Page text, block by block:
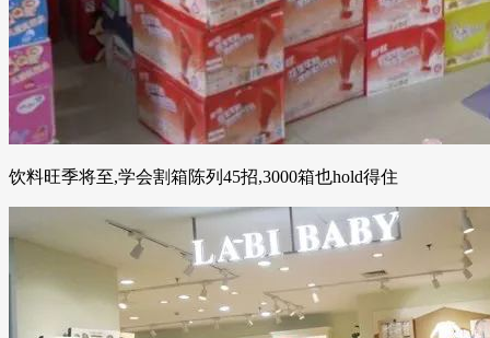
饮料旺季将至,学会割箱陈列45招,3000箱也hold得住